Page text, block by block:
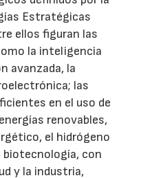
Estratégicas
ellos figuran las
la inteligencia
avanzada, la
las
en el uso de
renovables,
el hidrógeno
biotecnología, con
y la industria,